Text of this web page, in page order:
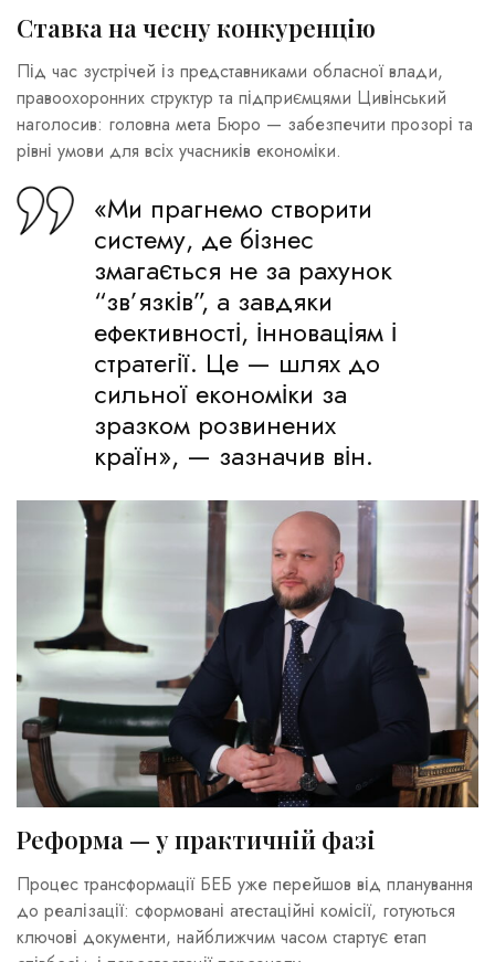
Ставка на чесну конкуренцію
Під час зустрічей із представниками обласної влади,
правоохоронних структур та підприємцями Цивінський
наголосив: головна мета Бюро — забезпечити прозорі та
рівні умови для всіх учасників економіки.
«Ми прагнемо створити
систему, де бізнес
змагається не за рахунок
“зв’язків”, а завдяки
ефективності, інноваціям і
стратегії. Це — шлях до
сильної економіки за
зразком розвинених
країн», — зазначив він.
Реформа — у практичній фазі
Процес трансформації БЕБ уже перейшов від планування
до реалізації: сформовані атестаційні комісії, готуються
ключові документи, найближчим часом стартує етап